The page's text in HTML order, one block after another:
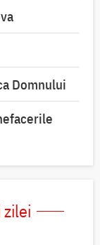
Domnului